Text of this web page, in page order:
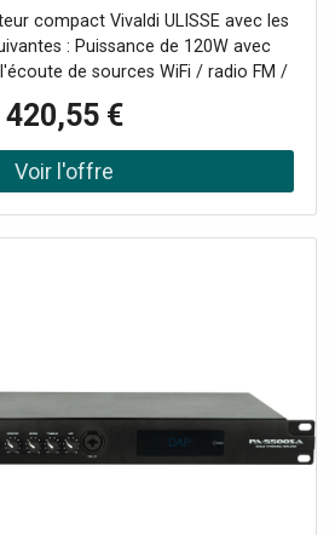
compact Vivaldi ULISSE avec les
: Puissance de 120W avec
de sources WiFi / radio FM /
électrique AC110-240V &
200VA6 entrées mixables +
: micro XLR 5-8mV 600Ω,
(sélectionnable) avec fonction
420,55 €